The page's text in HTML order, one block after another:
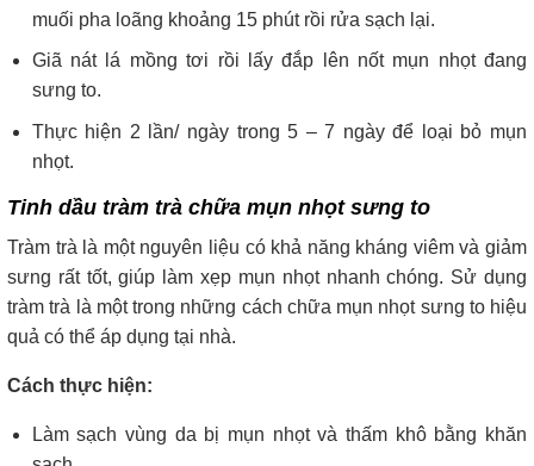
muối pha loãng khoảng 15 phút rồi rửa sạch lại.
Giã nát lá mồng tơi rồi lấy đắp lên nốt mụn nhọt đang
sưng to.
Thực hiện 2 lần/ ngày trong 5 – 7 ngày để loại bỏ mụn
nhọt.
Tinh dầu tràm trà chữa mụn nhọt sưng to
Tràm trà là một nguyên liệu có khả năng kháng viêm và giảm
sưng rất tốt, giúp làm xẹp mụn nhọt nhanh chóng. Sử dụng
tràm trà là một trong những cách chữa mụn nhọt sưng to hiệu
quả có thể áp dụng tại nhà.
Cách thực hiện:
Làm sạch vùng da bị mụn nhọt và thấm khô bằng khăn